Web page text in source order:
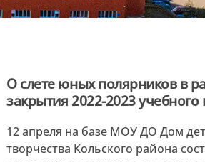
О слете юных полярников в
закрытия 2022-2023 учебного
12 апреля на базе МОУ ДО Дом
творчества Кольского района